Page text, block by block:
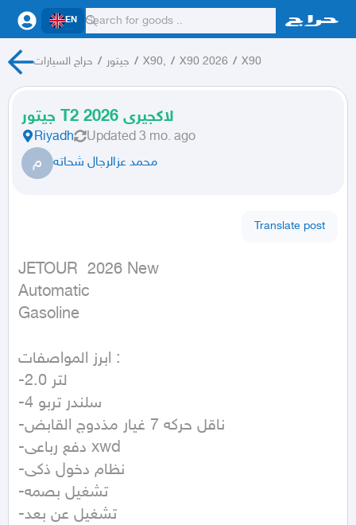
EN
حراج السيارات / جيتور / X90, / X90 2026 / X90
جيتور T2 لاكجيرى 2026
Riyadh Updated 3 mo. ago
م محمد عزالرجال شحاته
Translate post
JETOUR  2026 New
Automatic
Gasoline
ابرز المواصفات :
-2.0 لتر
-4 سلندر تربو
-ناقل حركه 7 غيار مذدوج القابض
-دفع رباعى xwd
-نظام دخول ذكى
-تشغيل بصمه
-تشغيل عن بعد